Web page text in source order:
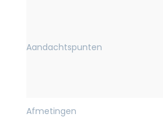
Aandachtspunten
Afmetingen